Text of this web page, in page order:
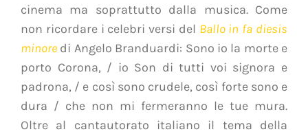
cinema ma soprattutto dalla musica. Come
non ricordare i celebri versi del Ballo in fa diesis
minore di Angelo Branduardi: Sono io la morte e
porto Corona, / io Son di tutti voi signora e
padrona, / e così sono crudele, così forte sono e
dura / che non mi fermeranno le tue mura.
Oltre al cantautorato italiano il tema della